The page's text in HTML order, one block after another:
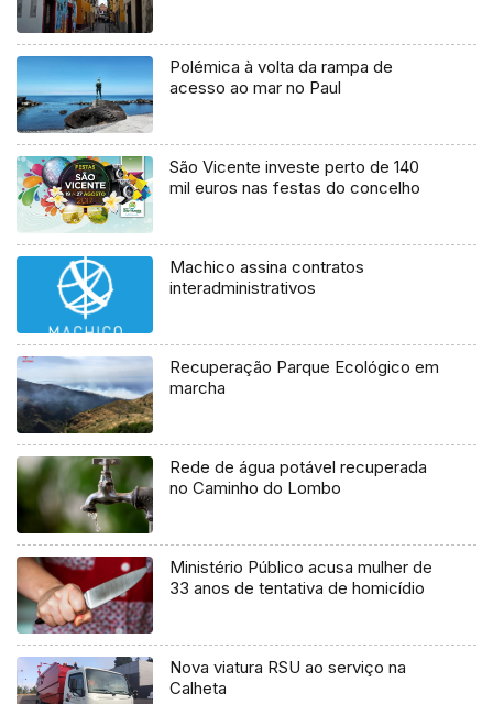
Polémica à volta da rampa de
acesso ao mar no Paul
São Vicente investe perto de 140
mil euros nas festas do concelho
Machico assina contratos
interadministrativos
Recuperação Parque Ecológico em
marcha
Rede de água potável recuperada
no Caminho do Lombo
Ministério Público acusa mulher de
33 anos de tentativa de homicídio
Nova viatura RSU ao serviço na
Calheta